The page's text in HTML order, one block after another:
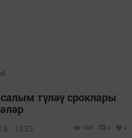
түләү сроклары
- 13:33 1385 0 0